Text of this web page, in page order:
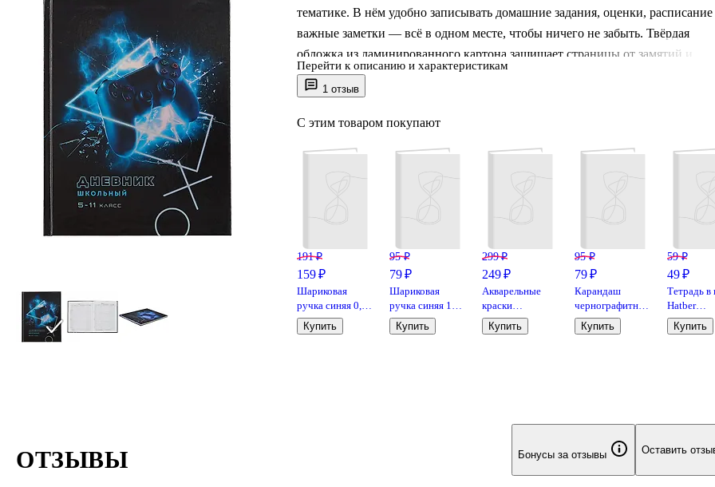
1 отзыв
тематике. В нём удобно записывать домашние задания, оценки, расписание
важные заметки — всё в одном месте, чтобы ничего не забыть. Твёрдая
обложка из ламинированного картона защищает страницы от замятий и
истирания, а глянцевая поверхность с печатью по голографической
ламинации выглядит выразительно и дольше сохраняет аккуратный вид.
Формат А5 легко помещается в рюкзак и папку.
Перейти к описанию и характеристикам
С этим товаром покупают
191 ₽
159 ₽
Шариковая
ручка синяя 0,7
мм, BPS-GP-F L,
Pilot
Купить
95 ₽
79 ₽
Шариковая
ручка синяя 1
мм, Round Stic,
Bic
Купить
299 ₽
249 ₽
Акварельные
краски
«Классические»
12 цветов,
Купить
95 ₽
79 ₽
Карандаш
чернографитный
«Schiller»,
Schiller, HB
Купить
59 ₽
49 ₽
Тетрадь в
Hatber
«Зеленая»
листа
Купить
ОТЗЫВЫ Бонусы за отзывы Оставить